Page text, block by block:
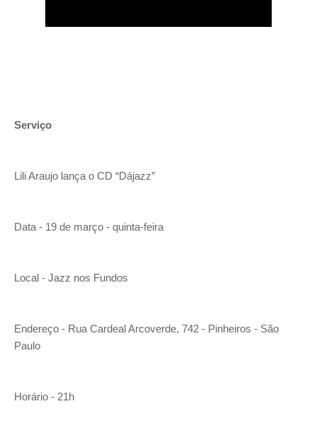
Serviço
Lili Araujo lança o CD “Dájazz”
Data - 19 de março - quinta-feira
Local - Jazz nos Fundos
Endereço - Rua Cardeal Arcoverde, 742 - Pinheiros - São
Paulo
Horário - 21h